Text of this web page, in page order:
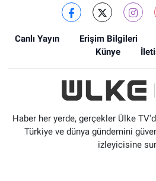
Canlı Yayın Erişim Bilgileri
Künye
Haber her yerde, gerçekler Ülke
Türkiye ve dünya gündemini
izleyicisine